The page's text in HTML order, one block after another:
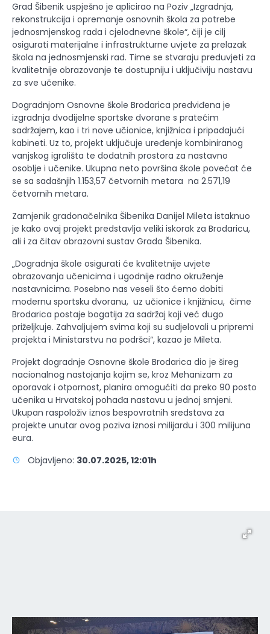
Grad Šibenik uspješno je aplicirao na Poziv „Izgradnja,
rekonstrukcija i opremanje osnovnih škola za potrebe
jednosmjenskog rada i cjelodnevne škole“, čiji je cilj
osigurati materijalne i infrastrukturne uvjete za prelazak
škola na jednosmjenski rad. Time se stvaraju preduvjeti za
kvalitetnije obrazovanje te dostupniju i uključiviju nastavu
za sve učenike.
Dogradnjom Osnovne škole Brodarica predviđena je
izgradnja dvodijelne sportske dvorane s pratećim
sadržajem, kao i tri nove učionice, knjižnica i pripadajući
kabineti. Uz to, projekt uključuje uređenje kombiniranog
vanjskog igrališta te dodatnih prostora za nastavno
osoblje i učenike. Ukupna neto površina škole povećat će
se sa sadašnjih 1.153,57 četvornih metara na 2.571,19
četvornih metara.
Zamjenik gradonačelnika Šibenika Danijel Mileta istaknuo
je kako ovaj projekt predstavlja veliki iskorak za Brodaricu,
ali i za čitav obrazovni sustav Grada Šibenika.
„Dogradnja škole osigurati će kvalitetnije uvjete
obrazovanja učenicima i ugodnije radno okruženje
nastavnicima. Posebno nas veseli što ćemo dobiti
modernu sportsku dvoranu, uz učionice i knjižnicu, čime
Brodarica postaje bogatija za sadržaj koji već dugo
priželjkuje. Zahvaljujem svima koji su sudjelovali u pripremi
projekta i Ministarstvu na podršci“, kazao je Mileta.
Projekt dogradnje Osnovne škole Brodarica dio je šireg
nacionalnog nastojanja kojim se, kroz Mehanizam za
oporavak i otpornost, planira omogućiti da preko 90 posto
učenika u Hrvatskoj pohađa nastavu u jednoj smjeni.
Ukupan raspoloživ iznos bespovratnih sredstava za
projekte unutar ovog poziva iznosi milijardu i 300 milijuna
eura.
Objavljeno: 30.07.2025, 12:01h